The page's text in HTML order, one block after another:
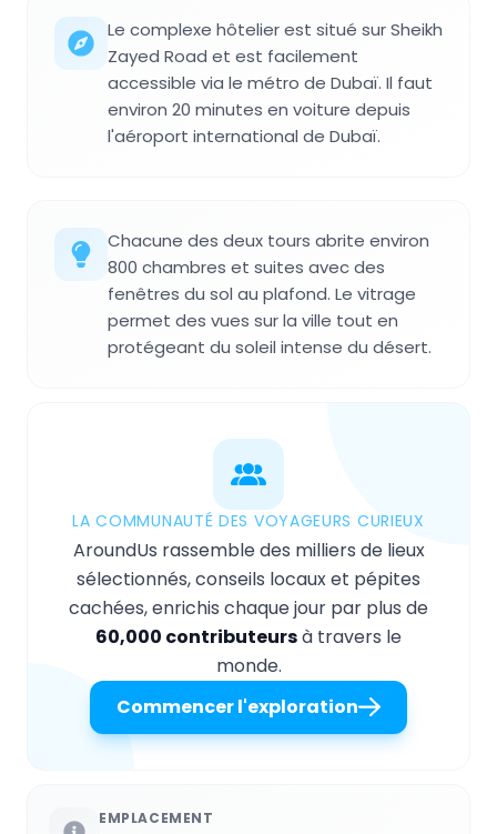
Le complexe hôtelier est situé sur Sheikh
Zayed Road et est facilement
accessible via le métro de Dubaï. Il faut
environ 20 minutes en voiture depuis
l'aéroport international de Dubaï.
Chacune des deux tours abrite environ
800 chambres et suites avec des
fenêtres du sol au plafond. Le vitrage
permet des vues sur la ville tout en
protégeant du soleil intense du désert.
LA COMMUNAUTÉ DES VOYAGEURS CURIEUX
AroundUs rassemble des milliers de lieux
sélectionnés, conseils locaux et pépites
cachées, enrichis chaque jour par plus de
60,000 contributeursà travers le
monde.
Commencer l'exploration
EMPLACEMENT